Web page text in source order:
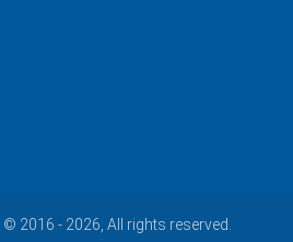
2016 - 2026, All rights reserved.